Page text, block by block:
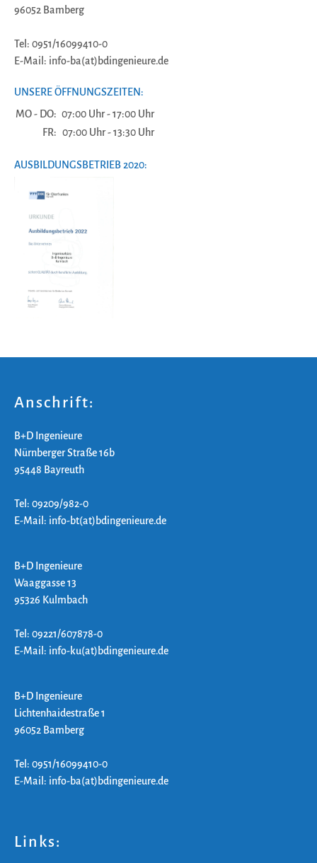
96052 Bamberg
Tel: 0951/16099410-0
E-Mail: info-ba(at)bdingenieure.de
UNSERE ÖFFNUNGSZEITEN:
MO - DO: 07:00 Uhr - 17:00 Uhr
FR: 07:00 Uhr - 13:30 Uhr
AUSBILDUNGSBETRIEB 2020:
Anschrift:
B+D Ingenieure
Nürnberger Straße 16b
95448 Bayreuth
Tel: 09209/982-0
E-Mail: info-bt(at)bdingenieure.de
B+D Ingenieure
Waaggasse 13
95326 Kulmbach
Tel: 09221/607878-0
E-Mail: info-ku(at)bdingenieure.de
B+D Ingenieure
Lichtenhaidestraße 1
96052 Bamberg
Tel: 0951/16099410-0
E-Mail: info-ba(at)bdingenieure.de
Links: